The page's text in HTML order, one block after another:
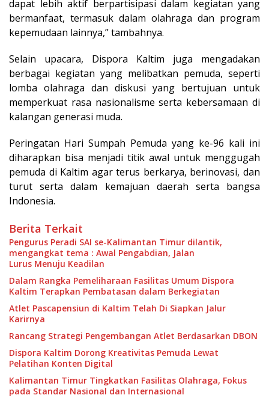
dapat lebih aktif berpartisipasi dalam kegiatan yang
bermanfaat, termasuk dalam olahraga dan program
kepemudaan lainnya,” tambahnya.
Selain upacara, Dispora Kaltim juga mengadakan
berbagai kegiatan yang melibatkan pemuda, seperti
lomba olahraga dan diskusi yang bertujuan untuk
memperkuat rasa nasionalisme serta kebersamaan di
kalangan generasi muda.
Peringatan Hari Sumpah Pemuda yang ke-96 kali ini
diharapkan bisa menjadi titik awal untuk menggugah
pemuda di Kaltim agar terus berkarya, berinovasi, dan
turut serta dalam kemajuan daerah serta bangsa
Indonesia.
Berita Terkait
Pengurus Peradi SAI se-Kalimantan Timur dilantik,
mengangkat tema : Awal Pengabdian, Jalan
Lurus Menuju Keadilan
Dalam Rangka Pemeliharaan Fasilitas Umum Dispora
Kaltim Terapkan Pembatasan dalam Berkegiatan
Atlet Pascapensiun di Kaltim Telah Di Siapkan Jalur
Karirnya
Rancang Strategi Pengembangan Atlet Berdasarkan DBON
Dispora Kaltim Dorong Kreativitas Pemuda Lewat
Pelatihan Konten Digital
Kalimantan Timur Tingkatkan Fasilitas Olahraga, Fokus
pada Standar Nasional dan Internasional